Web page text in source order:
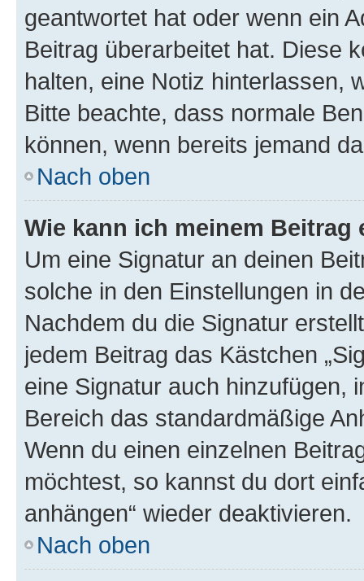
geantwortet hat oder wenn ein
Beitrag überarbeitet hat. Diese
halten, eine Notiz hinterlassen,
Bitte beachte, dass normale
können, wenn bereits jemand
Nach oben
Wie kann ich meinem
Um eine Signatur an deinen
solche in den Einstellungen in
Nachdem du die Signatur
jedem Beitrag das Kästchen
eine Signatur auch hinzufügen,
Bereich das standardmäßige
Wenn du einen einzelnen
möchtest, so kannst du dort
anhängen“ wieder deaktivieren.
Nach oben